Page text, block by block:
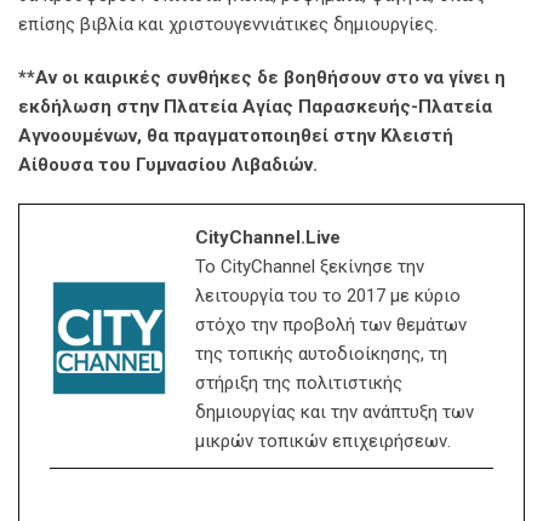
επίσης βιβλία και χριστουγεννιάτικες δημιουργίες.
**Αν οι καιρικές συνθήκες δε βοηθήσουν στο να γίνει η
εκδήλωση στην Πλατεία Αγίας Παρασκευής-Πλατεία
Αγνοουμένων, θα πραγματοποιηθεί στην Κλειστή
Αίθουσα του Γυμνασίου Λιβαδιών.
CityChannel.live
Το CityChannel ξεκίνησε την
λειτουργία του το 2017 με κύριο
στόχο την προβολή των θεμάτων
της τοπικής αυτοδιοίκησης, τη
στήριξη της πολιτιστικής
δημιουργίας και την ανάπτυξη των
μικρών τοπικών επιχειρήσεων.